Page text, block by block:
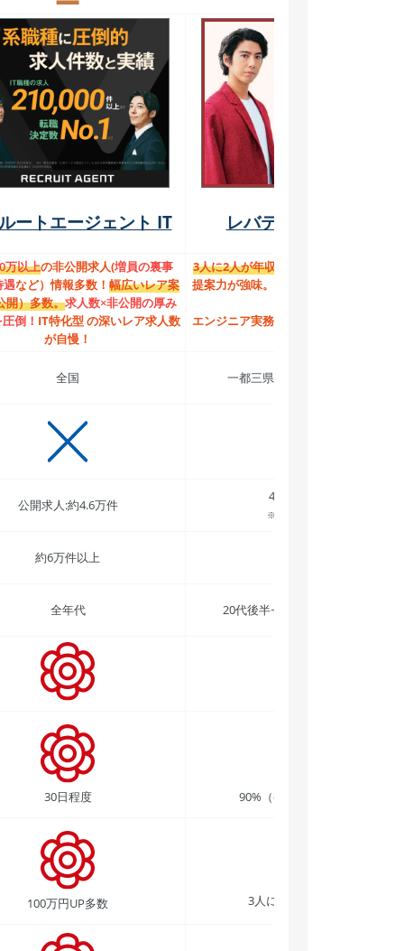
ートエージェント IT レバテックキャリア
万以上の非公開求人(増員の裏事
遇など）情報多数！ 幅広いレア案
開）多数。求人数×非公開の厚み
倒！ IT特化型 の深いレア求人数
が自慢！
3人に2人が年収70万円UP！
提案力が強味。IT専門アドバイザーが
エンジニア実務経験者限定の特化型エ
全国 一都三県、関西、東海、福岡
公開求人:約4.6万件
45,000件以上
※2025年9月時点
約6万件以上
全年代 20代後半~40代前半エンジニア
30日程度 90%（初回紹介求人で）
100万円UP多数 3人に2人が70万円UP